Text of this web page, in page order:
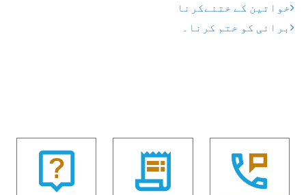
خواتین کے ختنےکرنا
برائی کو ختم کرنا۔